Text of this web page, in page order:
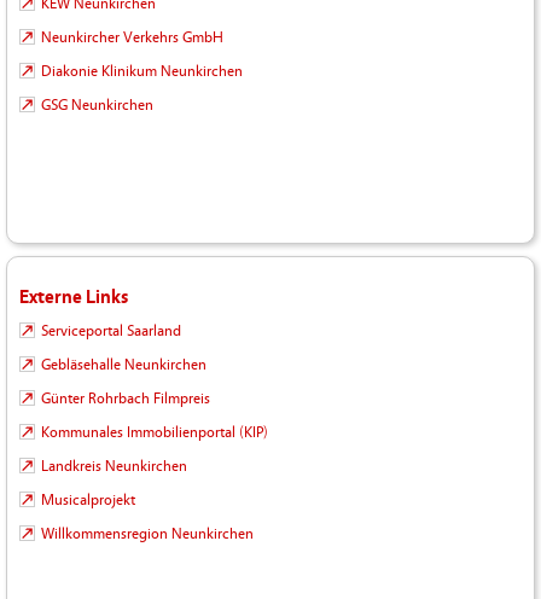
Neunkircher Verkehrs GmbH
Diakonie Klinikum Neunkirchen
GSG Neunkirchen
Externe Links
Serviceportal Saarland
Gebläsehalle Neunkirchen
Günter Rohrbach Filmpreis
Kommunales Immobilienportal (KIP)
Landkreis Neunkirchen
Musicalprojekt
Willkommensregion Neunkirchen